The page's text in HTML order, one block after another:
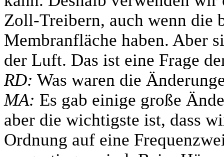
Zoll-Treibern, auch wenn die
Membranfläche haben. Aber
der Luft. Das ist eine Frage
RD: Was waren die
MA: Es gab einige große
aber die wichtigste ist, dass
Ordnung auf eine